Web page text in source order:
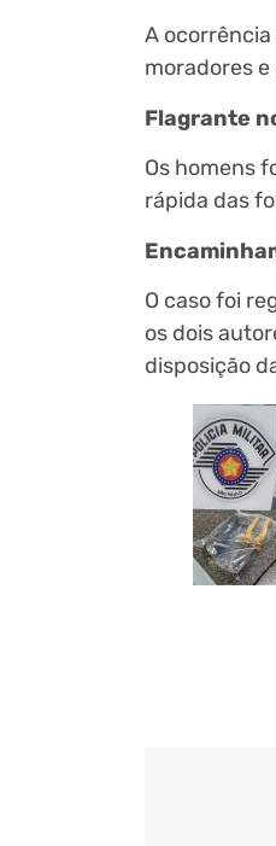
A
moradores
Flagrante
Os homens
rápida das
O caso foi
os dois
disposição